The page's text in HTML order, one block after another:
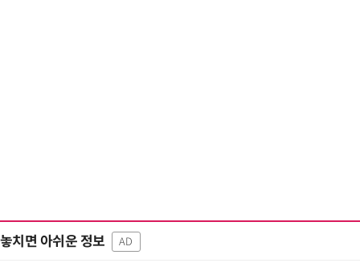
놓치면 아쉬운 정보 AD